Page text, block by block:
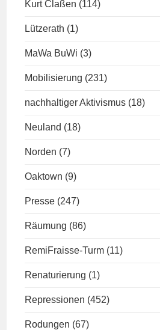
Kurt Claßen (114)
Lützerath (1)
MaWa BuWi (3)
Mobilisierung (231)
nachhaltiger Aktivismus (18)
Neuland (18)
Norden (7)
Oaktown (9)
Presse (247)
Räumung (86)
RemiFraisse-Turm (11)
Renaturierung (1)
Repressionen (452)
Rodungen (67)